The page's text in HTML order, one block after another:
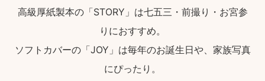
高級厚紙製本の「STORY」は七五三・前撮り・お宮参
りにおすすめ。
ソフトカバーの「JOY」は毎年のお誕生日や、家族写真
にぴったり。